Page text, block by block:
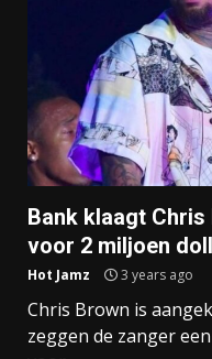
Bank klaagt
voor 2 miljoen
Hot Jamz 3 years ago
Chris Brown is
zeggen de zanger